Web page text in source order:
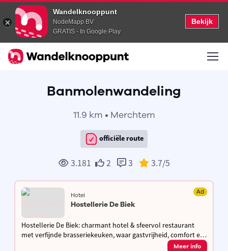
Wandelknooppunt
NodeMapp BV
GRATIS - In Google Play
Bekijk
Banmolenwandeling
11.9 km • Merchtem
officiële route
3.181 2 3 3.7/5
Hotel Ad
Hostellerie De Biek
Hostellerie De Biek: charmant hotel & sfeervol restaurant
met verfijnde brasseriekeuken, waar gastvrijheid, comfort en
pure smaken samenkomen voor een warme en culinaire
Meer info